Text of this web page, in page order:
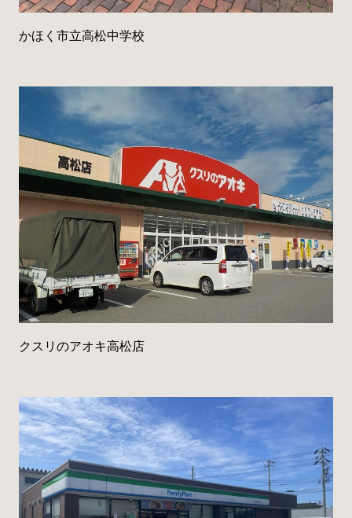
かほく市立高松中学校
クスリのアオキ高松店